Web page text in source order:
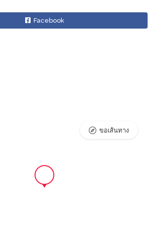
Facebook
ขอเส้นทาง